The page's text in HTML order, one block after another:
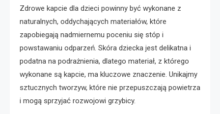
Zdrowe kapcie dla dzieci powinny być wykonane z
naturalnych, oddychających materiałów, które
zapobiegają nadmiernemu poceniu się stóp i
powstawaniu odparzeń. Skóra dziecka jest delikatna i
podatna na podrażnienia, dlatego materiał, z którego
wykonane są kapcie, ma kluczowe znaczenie. Unikajmy
sztucznych tworzyw, które nie przepuszczają powietrza
i mogą sprzyjać rozwojowi grzybicy.